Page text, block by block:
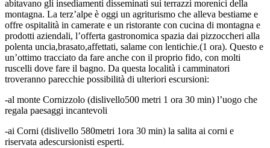
abitavano gli insediamenti disseminati sui terrazzi morenici della
montagna. La terz’alpe è oggi un agriturismo che alleva bestiame e
offre ospitalità in camerate e un ristorante con cucina di montagna e
prodotti aziendali, l’offerta gastronomica spazia dai pizzoccheri alla
polenta uncia,brasato,affettati, salame con lentichie.(1 ora). Questo e
un’ottimo tracciato da fare anche con il proprio fido, con molti
ruscelli dove fare il bagno. Da questa località i camminatori
troveranno parecchie possibilità di ulteriori escursioni:
-al monte Cornizzolo (dislivello500 metri 1 ora 30 min) l’uogo che
regala paesaggi incantevoli
-ai Corni (dislivello 580metri 1ora 30 min) la salita ai corni e
riservata adescursionisti esperti.